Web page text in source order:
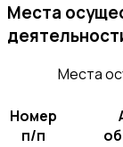
Места
Места
Номер
п/п